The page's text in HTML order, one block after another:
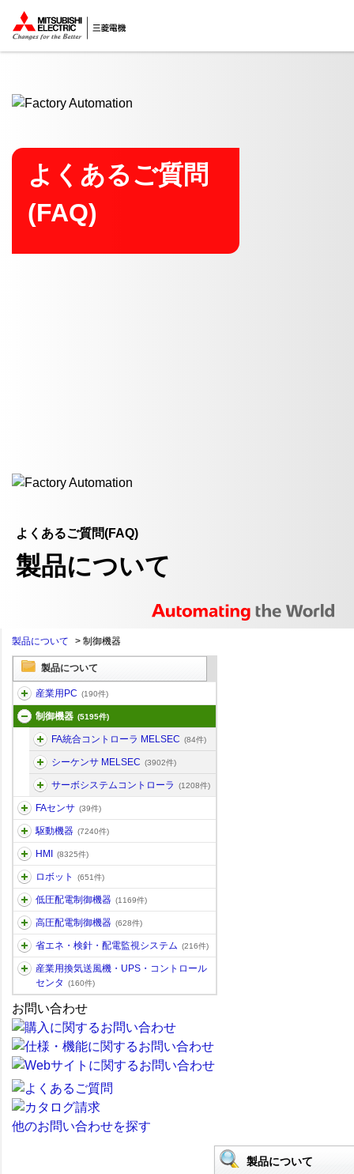
ここから本文
よくあるご質問
(FAQ)
よくあるご質問(FAQ)
製品について
製品について > 制御機器
製品について
産業用PC (190件)
制御機器 (5195件)
FA統合コントローラ MELSEC (84件)
シーケンサ MELSEC (3902件)
サーボシステムコントローラ (1208件)
FAセンサ (39件)
駆動機器 (7240件)
HMI (8325件)
ロボット (651件)
低圧配電制御機器 (1169件)
高圧配電制御機器 (628件)
省エネ・検針・配電監視システム (216件)
産業用換気送風機・UPS・コントロール
センタ
(160件)
お問い合わせ
他のお問い合わせを探す
製品について